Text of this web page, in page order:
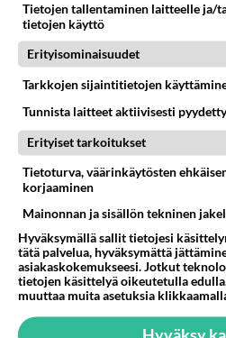
RESEPTIT
Höyryävä glögi
Kreikkalainen salaatti
makumatkalle
Igorin kana yhdistää
smetanan, sipulin,
kanafileet.
Amerikkalainen
sitruunainen.
Tietojen tallentaminen laitteelle ja/
tietojen käyttö
Erityisominaisuudet
Tarkkojen sijaintitietojen
Tunnista laitteet aktiivisesti
Erityiset tarkoitukset
Tietoturva, väärinkäytösten
korjaaminen
Mainonnan ja sisällön tekninen
Hyväksymällä sallit tietojesi
tätä palvelua, hyväksymättä
asiakaskokemukseesi. Jotkut
tietojen käsittelyä oikeutetulla
muuttaa muita asetuksia